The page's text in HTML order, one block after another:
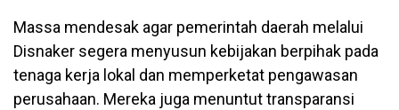
Massa mendesak agar pemerintah daerah melalui
Disnaker segera menyusun kebijakan berpihak pada
tenaga kerja lokal dan memperketat pengawasan
perusahaan. Mereka juga menuntut transparansi